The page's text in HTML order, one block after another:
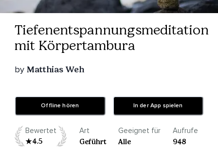
Tiefenentspannungsmeditation
mit Körpertambura
by Matthias Weh
Offline hören In der App spielen
Bewertet
4.5
Art
Geführt
Geeignet für
Alle
Aufrufe
948